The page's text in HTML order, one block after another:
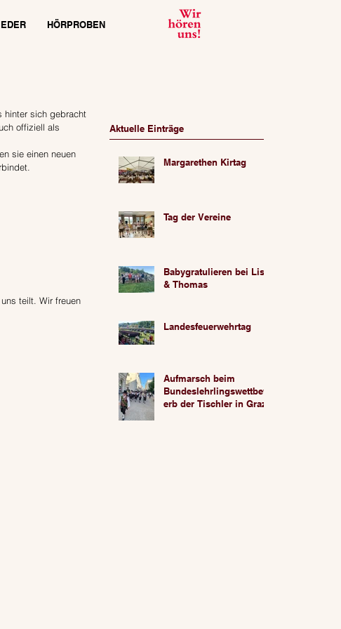
HÖRPROBEN
hinter sich gebracht
offiziell als
sie einen neuen
teilt. Wir freuen
Aktuelle Einträge
Margarethen Kirtag
Tag der Vereine
Babygratulieren bei Lisa
& Thomas
Landesfeuerwehrtag
Aufmarsch beim
Bundeslehrlingswettbew
erb der Tischler in Graz